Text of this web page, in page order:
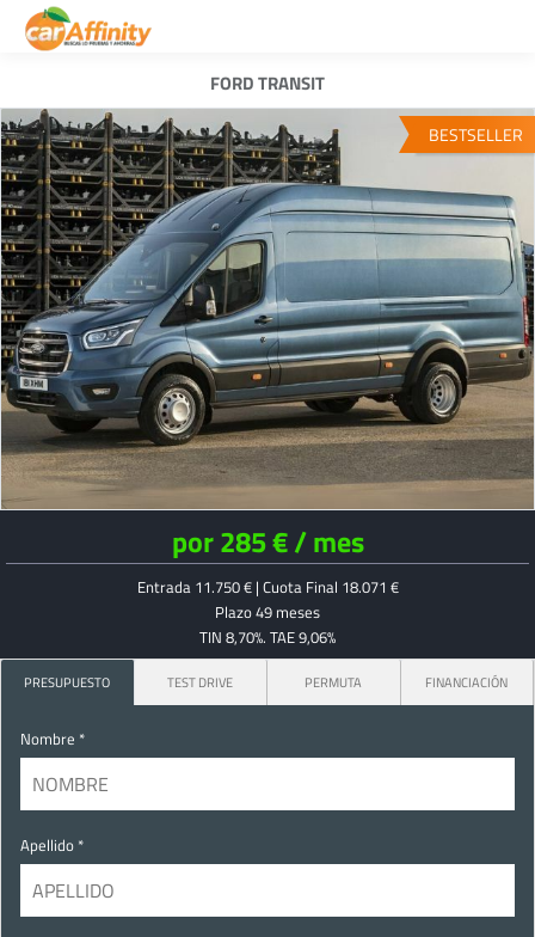
FORD TRANSIT
BESTSELLER
por 285 € / mes
Entrada 11.750 € | Cuota Final 18.071 €
Plazo 49 meses
TIN 8,70%. TAE 9,06%
PRESUPUESTO TEST DRIVE PERMUTA FINANCIACIÓN
Nombre *
Apellido *